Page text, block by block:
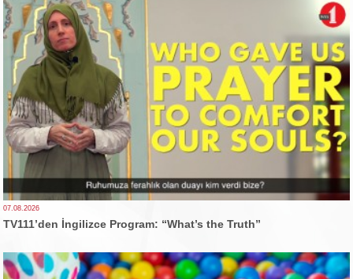
07.08.2026
TV111’den İngilizce Program: “What’s the Truth”